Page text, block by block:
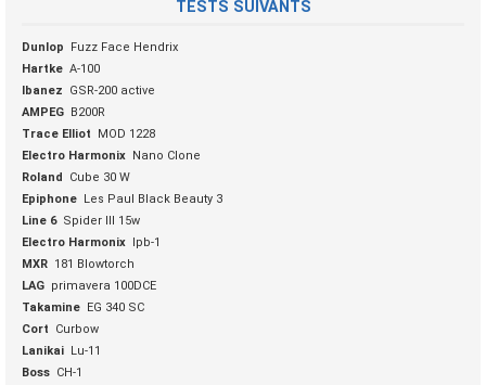
TESTS SUIVANTS
Dunlop
Fuzz Face Hendrix
Hartke A-100
Ibanez
GSR-200 active
AMPEG B200R
Trace Elliot
MOD 1228
Electro Harmonix Nano Clone
Roland
Cube 30 W
Epiphone Les Paul Black Beauty 3
Line 6 Spider III 15w
Electro Harmonix lpb-1
MXR 181 Blowtorch
LAG primavera 100DCE
Takamine EG 340 SC
Cort
Curbow
Lanikai Lu-11
Boss CH-1